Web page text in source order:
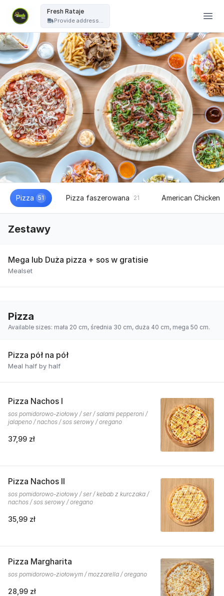
Fresh Rataje
Provide address...
Pizza 51 Pizza faszerowana 21 American Chicken
Zestawy
Mega lub Duża pizza + sos w gratisie
Mealset
Pizza
Available sizes: mała 20 cm, średnia 30 cm, duża 40 cm, mega 50 cm.
Pizza pół na pół
Meal half by half
Pizza Nachos I
sos pomidorowo-ziołowy / ser / salami pepperoni /
jalapeno / nachos / sos serowy / oregano
37,99 zł
Pizza Nachos II
sos pomidorowo-ziołowy / ser / kebab z kurczaka /
nachos / sos serowy / oregano
35,99 zł
Pizza Margharita
sos pomidorowo-ziołowym / mozzarella / oregano
28,99 zł